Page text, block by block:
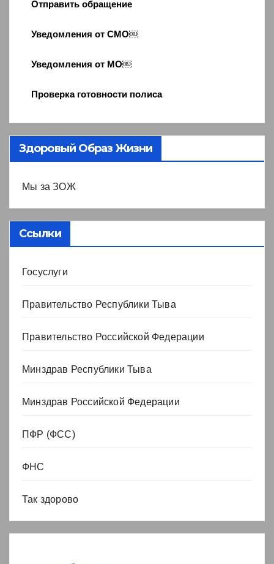
Отправить обращение
Уведомления от СМО￼
Уведомления от МО￼
Проверка готовности полиса
Здоровый Образ Жизни
Мы за ЗОЖ
Ссылки
Госуслуги
Правительство Республики Тыва
Правительство Российской Федерации
Минздрав Республики Тыва
Минздрав Российской Федерации
ПФР (ФСС)
ФНС
Так здорово